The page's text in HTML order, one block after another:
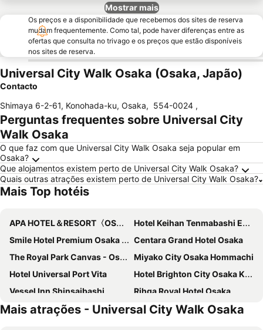
Mostrar mais
Os preços e a disponibilidade que recebemos dos sites de reserva
mudam frequentemente. Como tal, pode haver diferenças entre as
ofertas que consulta no trivago e os preços que estão disponíveis
nos sites de reserva.
Universal City Walk Osaka (Osaka, Japão)
Contacto
Shimaya 6-2-61, Konohada-ku, Osaka, 554-0024 ,
Perguntas frequentes sobre Universal City
Walk Osaka
O que faz com que Universal City Walk Osaka seja popular em
Osaka?
Que alojamentos existem perto de Universal City Walk Osaka?
Quais outras atrações existem perto de Universal City Walk Osaka?
Mais Top hotéis
APA HOTEL＆RESORT〈OSAKA NAMBA EKIMAE TOWER〉
Hotel Keihan Tenmabashi Ekimae
Smile Hotel Premium Osaka Hommachi
Centara Grand Hotel Osaka
The Royal Park Canvas - Osaka Kitahama
Miyako City Osaka Hommachi
Hotel Universal Port Vita
Hotel Brighton City Osaka Kitahama
Vessel Inn Shinsaibashi
Rihga Royal Hotel Osaka
Comfort Hotel Osaka Shinsaibashi
Hotel Monterey Grasmere Osaka
Mais atrações - Universal City Walk Osaka